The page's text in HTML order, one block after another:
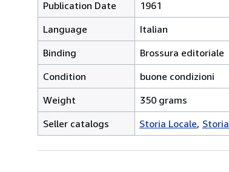
Publication Date
1961
Language
Italian
Binding
Brossura editoriale
Condition
buone condizioni
Weight
350 grams
Seller catalogs
Storia Locale Storia